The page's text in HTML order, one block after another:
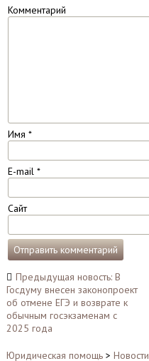
Комментарий
Имя *
E-mail *
Сайт
Навигация
по
записям
Предыдущая новость: В
Госдуму внесен законопроект
об отмене ЕГЭ и возврате к
обычным госэкзаменам с
2025 года
Юридическая помощь> Новости